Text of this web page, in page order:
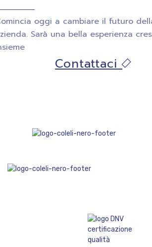
oggi a cambiare il futuro
Sarà una bella esperienza
Contattaci